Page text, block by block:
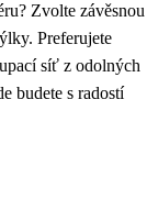
Zvolte závěsnou
Preferujete
síť z odolných
budete s radostí